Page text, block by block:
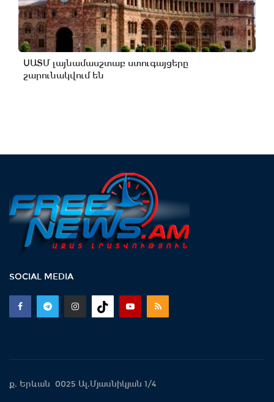
ՍԱՏՄ լայնամասշտաբ ստուգայցերը
շարունակվում են
SOCIAL MEDIA
ք. Երևան 0025 Ալ.Մյասնիկյան 1/4